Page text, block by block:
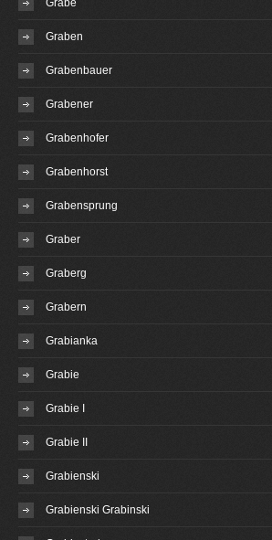
Grabe
Graben
Grabenbauer
Grabener
Grabenhofer
Grabenhorst
Grabensprung
Graber
Graberg
Grabern
Grabianka
Grabie
Grabie I
Grabie II
Grabienski
Grabienski Grabinski